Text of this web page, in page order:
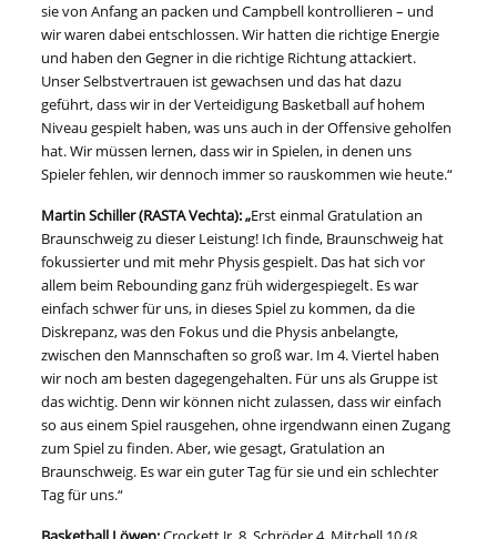
sie von Anfang an packen und Campbell kontrollieren – und
wir waren dabei entschlossen. Wir hatten die richtige Energie
und haben den Gegner in die richtige Richtung attackiert.
Unser Selbstvertrauen ist gewachsen und das hat dazu
geführt, dass wir in der Verteidigung Basketball auf hohem
Niveau gespielt haben, was uns auch in der Offensive geholfen
hat. Wir müssen lernen, dass wir in Spielen, in denen uns
Spieler fehlen, wir dennoch immer so rauskommen wie heute.“
Martin Schiller (RASTA Vechta):„Erst einmal Gratulation an
Braunschweig zu dieser Leistung! Ich finde, Braunschweig hat
fokussierter und mit mehr Physis gespielt. Das hat sich vor
allem beim Rebounding ganz früh widergespiegelt. Es war
einfach schwer für uns, in dieses Spiel zu kommen, da die
Diskrepanz, was den Fokus und die Physis anbelangte,
zwischen den Mannschaften so groß war. Im 4. Viertel haben
wir noch am besten dagegengehalten. Für uns als Gruppe ist
das wichtig. Denn wir können nicht zulassen, dass wir einfach
so aus einem Spiel rausgehen, ohne irgendwann einen Zugang
zum Spiel zu finden. Aber, wie gesagt, Gratulation an
Braunschweig. Es war ein guter Tag für sie und ein schlechter
Tag für uns.“